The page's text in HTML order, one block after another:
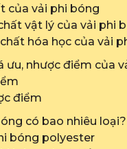
của vải phi bóng
vật lý của vải phi
chất hóa học của vải
ưu, nhược điểm của
điểm
có bao nhiêu loại?
bóng polyester